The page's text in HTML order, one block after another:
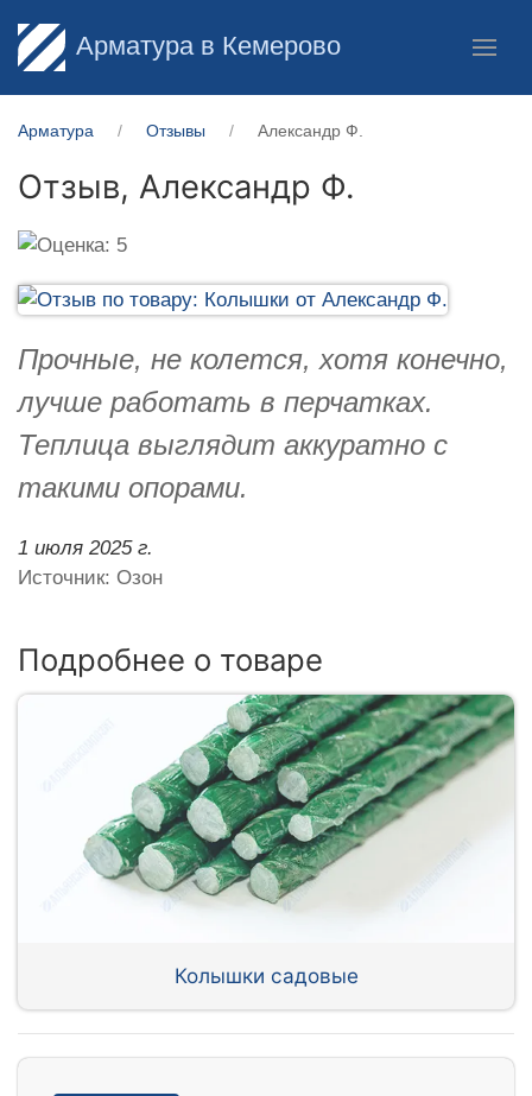
Арматура в Кемерово
Арматура Отзывы Александр Ф.
Отзыв, Александр Ф.
Прочные, не колется, хотя конечно,
лучше работать в перчатках.
Теплица выглядит аккуратно с
такими опорами.
1 июля 2025 г.
Источник: Озон
Подробнее о товаре
Колышки садовые